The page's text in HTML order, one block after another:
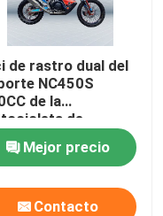
de rastro dual del
NC450S
de la
de
450CC
Mejor precio
Contacto